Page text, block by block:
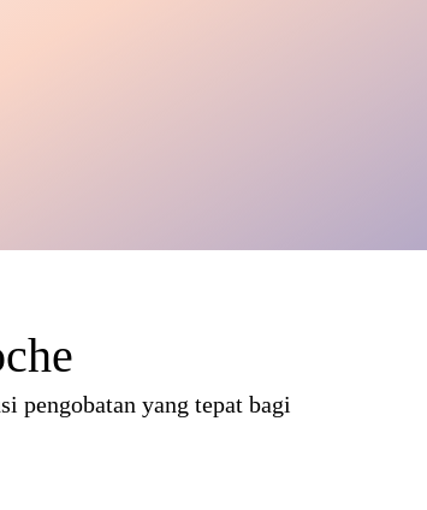
pengobatan yang tepat bagi